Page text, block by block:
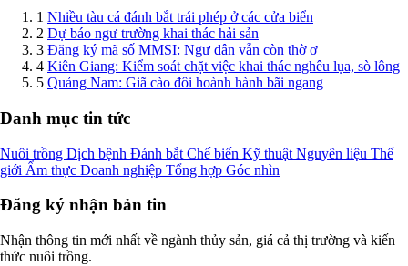
1 Nhiều tàu cá đánh bắt trái phép ở các cửa biển
2 Dự báo ngư trường khai thác hải sản
3 Đăng ký mã số MMSI: Ngư dân vẫn còn thờ ơ
4 Kiên Giang: Kiểm soát chặt việc khai thác nghêu lụa, sò lông
5 Quảng Nam: Giã cào đôi hoành hành bãi ngang
Danh mục tin tức
Nuôi trồng Dịch bệnh Đánh bắt Chế biến Kỹ thuật Nguyên liệu Thế
giới Ẩm thực Doanh nghiệp Tổng hợp Góc nhìn
Đăng ký nhận bản tin
Nhận thông tin mới nhất về ngành thủy sản, giá cả thị trường và kiến
thức nuôi trồng.